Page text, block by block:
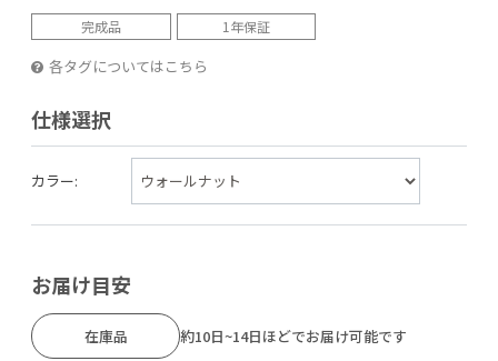
完成品 1年保証
各タグについてはこちら
仕様選択
カラー:
お届け目安
在庫品 約10日~14日ほどでお届け可能です